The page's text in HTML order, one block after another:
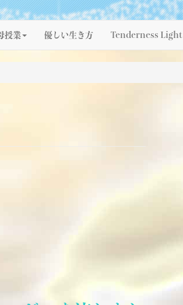
授業 優しい生き方 Tenderness Light